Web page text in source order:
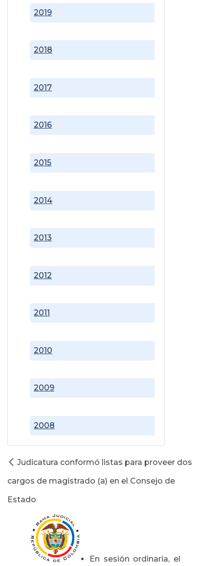
2008
2009
2010
2011
2012
2013
2014
2015
2016
2017
2018
2019
Judicatura conformó listas para proveer dos
cargos de magistrado (a) en el Consejo de
Estado
En sesión ordinaria, el